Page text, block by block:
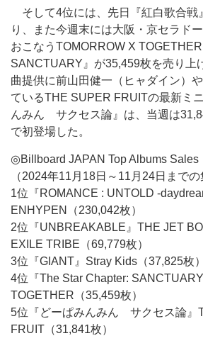
そして4位には、先日『紅白歌合戦
り、また今週末には大阪・京セラド
おこなうTOMORROW X
SANCTUARY』が35,459枚を売り上
曲提供に前山田健一（ヒャダイン）や
ているTHE SUPER FRUITの最新ミ
んみん サクセス論』は、当週は
で初登場した。
◎Billboard JAPAN Top Albums Sales
（2024年11月18日～11月24日までの
1位『ROMANCE : UNTOLD -
ENHYPEN（230,042枚）
2位『UNBREAKABLE』THE JET
EXILE TRIBE（69,779枚）
3位『GIANT』Stray Kids（37,825枚）
4位『The Star Chapter:
TOGETHER（35,459枚）
5位『どーぱみんみん サクセス論』
FRUIT（31,841枚）